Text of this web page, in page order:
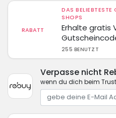
RABATT
DAS
SHOPS
Erhalte gratis
255 BENUTZT
Verpasse nicht
wenn du dich beim